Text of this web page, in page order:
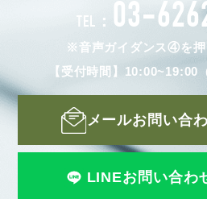
TEL： 03-
※音声ガイダンス④を押
【受付時間】10:00~19:00
メールお問い合
LINEお問い合わ